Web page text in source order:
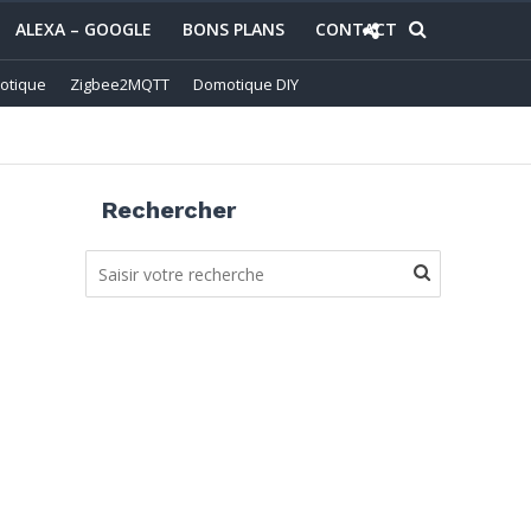
ALEXA – GOOGLE BONS PLANS CONTACT
Zigbee2MQTT Domotique DIY
Rechercher